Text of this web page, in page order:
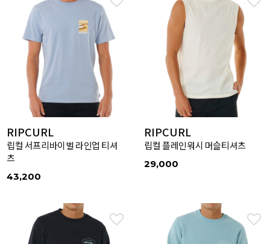
RIPCURL
립컬 서프리바이벌 라인업 티셔
츠
43,200
RIPCURL
립컬 플레인워시 머슬티셔츠
29,000